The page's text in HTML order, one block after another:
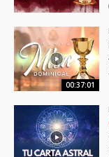
00:37:01